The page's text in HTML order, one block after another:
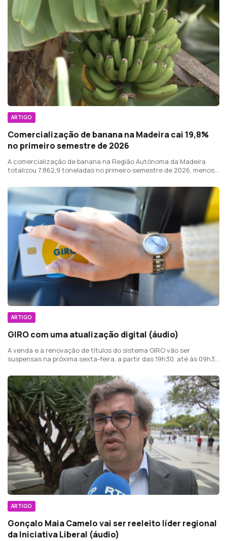
ARTIGO
Comercialização de banana na Madeira cai 19,8%
no primeiro semestre de 2026
A comercialização de banana na Região Autónoma da Madeira
totalizou 7.862,9 toneladas no primeiro semestre de 2026, menos
ARTIGO
GIRO com uma atualização digital (áudio)
A venda e a renovação de títulos do sistema GIRO vão ser
suspensas na próxima sexta-feira, a partir das 19h30, até às 09h30
ARTIGO
Gonçalo Maia Camelo vai ser reeleito líder regional
da Iniciativa Liberal (áudio)